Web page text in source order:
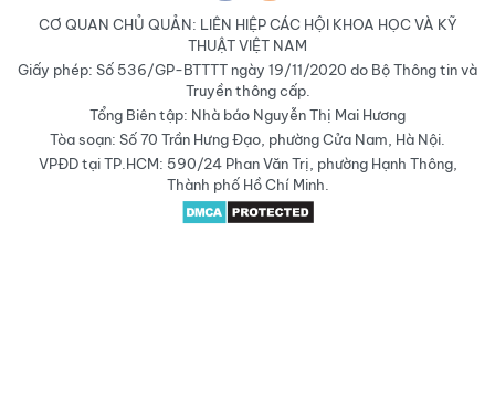
CƠ QUAN CHỦ QUẢN: LIÊN HIỆP CÁC HỘI KHOA HỌC VÀ KỸ
THUẬT VIỆT NAM
Giấy phép: Số 536/GP-BTTTT ngày 19/11/2020 do Bộ Thông tin và
Truyền thông cấp.
Tổng Biên tập: Nhà báo Nguyễn Thị Mai Hương
Tòa soạn: Số 70 Trần Hưng Đạo, phường Cửa Nam, Hà Nội.
VPĐD tại TP.HCM: 590/24 Phan Văn Trị, phường Hạnh Thông,
Thành phố Hồ Chí Minh.